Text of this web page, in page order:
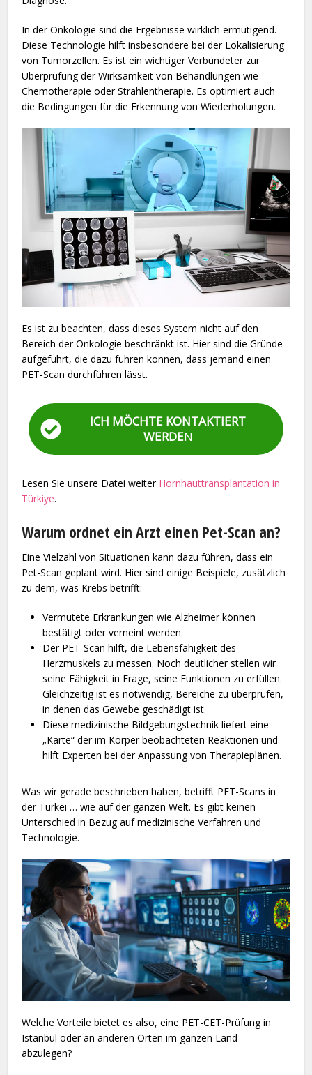
In der Onkologie sind die Ergebnisse wirklich ermutigend.
Diese Technologie hilft insbesondere bei der Lokalisierung
von Tumorzellen. Es ist ein wichtiger Verbündeter zur
Überprüfung der Wirksamkeit von Behandlungen wie
Chemotherapie oder Strahlentherapie. Es optimiert auch
die Bedingungen für die Erkennung von Wiederholungen.
Es ist zu beachten, dass dieses System nicht auf den
Bereich der Onkologie beschränkt ist. Hier sind die Gründe
aufgeführt, die dazu führen können, dass jemand einen
PET-Scan durchführen lässt.
ICH MÖCHTE KONTAKTIERT
WERDEN
Lesen Sie unsere Datei weiter Hornhauttransplantation in
Türkiye.
Warum ordnet ein Arzt einen Pet-Scan an?
Eine Vielzahl von Situationen kann dazu führen, dass ein
Pet-Scan geplant wird. Hier sind einige Beispiele, zusätzlich
zu dem, was Krebs betrifft:
Vermutete Erkrankungen wie Alzheimer können
bestätigt oder verneint werden.
Der PET-Scan hilft, die Lebensfähigkeit des
Herzmuskels zu messen. Noch deutlicher stellen wir
seine Fähigkeit in Frage, seine Funktionen zu erfüllen.
Gleichzeitig ist es notwendig, Bereiche zu überprüfen,
in denen das Gewebe geschädigt ist.
Diese medizinische Bildgebungstechnik liefert eine
„Karte“ der im Körper beobachteten Reaktionen und
hilft Experten bei der Anpassung von Therapieplänen.
Was wir gerade beschrieben haben, betrifft PET-Scans in
der Türkei … wie auf der ganzen Welt. Es gibt keinen
Unterschied in Bezug auf medizinische Verfahren und
Technologie.
Welche Vorteile bietet es also, eine PET-CET-Prüfung in
Istanbul oder an anderen Orten im ganzen Land
abzulegen?